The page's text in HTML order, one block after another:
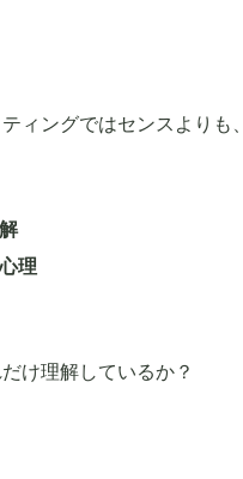
ィングではセンスよりも、
理
け理解しているか？